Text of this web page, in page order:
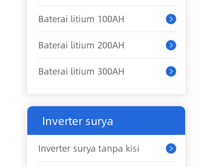
Baterai litium 100AH 
Baterai litium 200AH 
Baterai litium 300AH 
Inverter surya
Inverter surya tanpa kisi 